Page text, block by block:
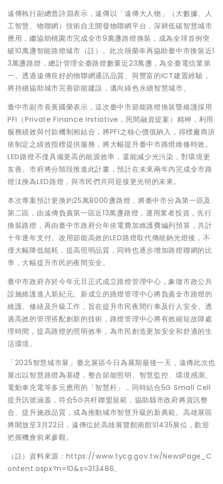
遠傳執行副總曾詩淵表示，遠傳以「遠傳大人物」（大數據、人
工智慧、物聯網）技術自主開發物聯網平台，深耕低碳智慧城市
應用，繼協助桃園市完成全市9萬盞路燈換裝，成為全球首例突
破10萬盞智能路燈城市（註）。此次很榮幸再協助臺中市換裝近1
3萬盞路燈，總計管理全臺路燈數量近23萬盞，為全臺電信業第
一。透過遠傳良好的物聯網通訊品質、與豐富的ICT建置經驗，
將持續協助城市完善節能建設，邁向綠色永續智慧城市。
臺中市副市長黃國榮表示，這次臺中市節能路燈換裝暨維護採用
PFI（Private Finance Initiative，民間融資提案）精神，利用
服務績效與付款機制相結合，將PFI之核心價值納入，得標廠商須
依制定之績效指標提供服務，將大幅提升臺中市路燈維修時效。
LED路燈不僅具備更高的能源效率，還能減少光污染，對環境更
友善。市府將分階段推進此計畫，預計在未來兩年內完成全市路
燈汰換為LED路燈，與市民們共同迎接更光明的未來。
本次專案預計更換約25萬8000盞路燈，將臺中市分為第一區及
第二區，由遠傳負責第一區近13萬盞路燈，運用業者投資，先行
換裝路燈，再由臺中市政府分年依電費加維護費編列預算，共計
十年逐年支付。改用節能高效的LED路燈取代傳統鈉光燈後，不
僅大幅降低能耗，提高照明品質，同時也逐步增加路燈聯網的比
率，大幅提升市民的夜間安全。
臺中市政府亦於今年元旦正式成立路燈管理中心，象徵市政公共
設施維護進入新紀元。新成立的路燈管理中心將負責全市路燈的
維護、修繕及升級工作，旨在提升市民夜間行車及行人安全。透
過高效的管理搭配創新的技術，路燈管理中心將有效縮短故障處
理時間，提高路燈的照明效率，為市民創造更加安全和舒適的生
活環境。
「2025智慧城市展」臺北展區今日為展期最後一天，遠傳此次也
展出以智慧路燈為基礎，整合節能照明、智慧監控、環境感測、
電動車充電等多元應用的「智慧杆」，同時結合5G Small Cell
提升訊號涵蓋，符合5G共杆聯盟規範，協助縣市政府將資訊整
合、提升施政品質，成為推動城市智慧升級的新典範。高雄展區
將開放至3月22日，遠傳位於高雄展覽館南館S1435展位，歡迎
把握機會前來參觀。
（註）資料來源：https://www.tycg.gov.tw/NewsPage_C
ontent.aspx?n=10&s=313486。